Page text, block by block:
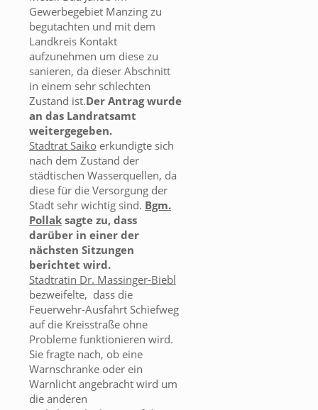
Gewerbegebiet Manzing zu
begutachten und mit dem
Landkreis Kontakt
aufzunehmen um diese zu
sanieren, da dieser Abschnitt
in einem sehr schlechten
Zustand ist.Der Antrag wurde
an das Landratsamt
weitergegeben.
Stadtrat Saiko erkundigte sich
nach dem Zustand der
städtischen Wasserquellen, da
diese für die Versorgung der
Stadt sehr wichtig sind. Bgm.
Pollak sagte zu, dass
darüber in einer der
nächsten Sitzungen
berichtet wird.
Stadträtin Dr. Massinger-Biebl
bezweifelte, dass die
Feuerwehr-Ausfahrt Schiefweg
auf die Kreisstraße ohne
Probleme funktionieren wird.
Sie fragte nach, ob eine
Warnschranke oder ein
Warnlicht angebracht wird um
die anderen